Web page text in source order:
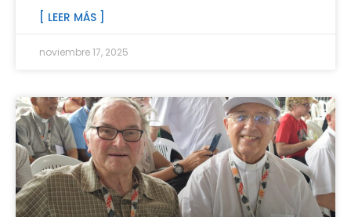
[ LEER MÁS ]
noviembre 17, 2025